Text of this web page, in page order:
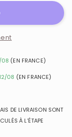
08 (EN FRANCE)
12/08 (EN FRANCE)
DE LIVRAISON SONT
À L’ÉTAPE